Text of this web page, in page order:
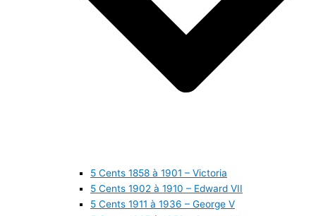
5 Cents 1858 à 1901 – Victoria
5 Cents 1902 à 1910 – Edward VII
5 Cents 1911 à 1936 – George V